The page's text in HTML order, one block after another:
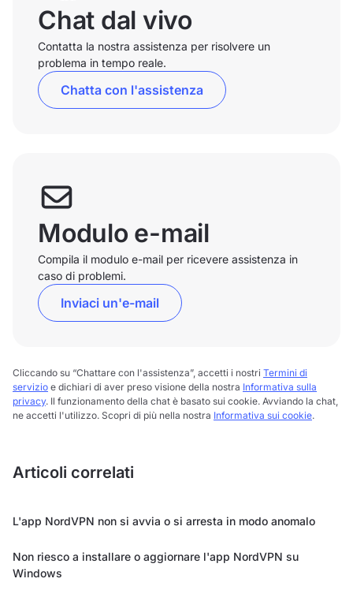
Chat dal vivo
Contatta la nostra assistenza per risolvere un
problema in tempo reale.
Chatta con l'assistenza
Modulo e-mail
Compila il modulo e-mail per ricevere assistenza in
caso di problemi.
Inviaci un'e-mail
Cliccando su “Chattare con l'assistenza”, accetti i nostri Termini di
servizio e dichiari di aver preso visione della nostra Informativa sulla
privacy. Il funzionamento della chat è basato sui cookie. Avviando la chat,
ne accetti l'utilizzo. Scopri di più nella nostra Informativa sui cookie.
Articoli correlati
L'app NordVPN non si avvia o si arresta in modo anomalo
Non riesco a installare o aggiornare l'app NordVPN su
Windows